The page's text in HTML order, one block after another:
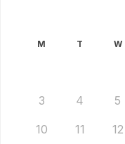
M T W
3 4 5
10 11 12